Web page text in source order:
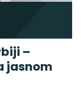
–
jasnom